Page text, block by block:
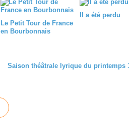
Le Petit Tour de France
en Bourbonnais
Il a été perdu